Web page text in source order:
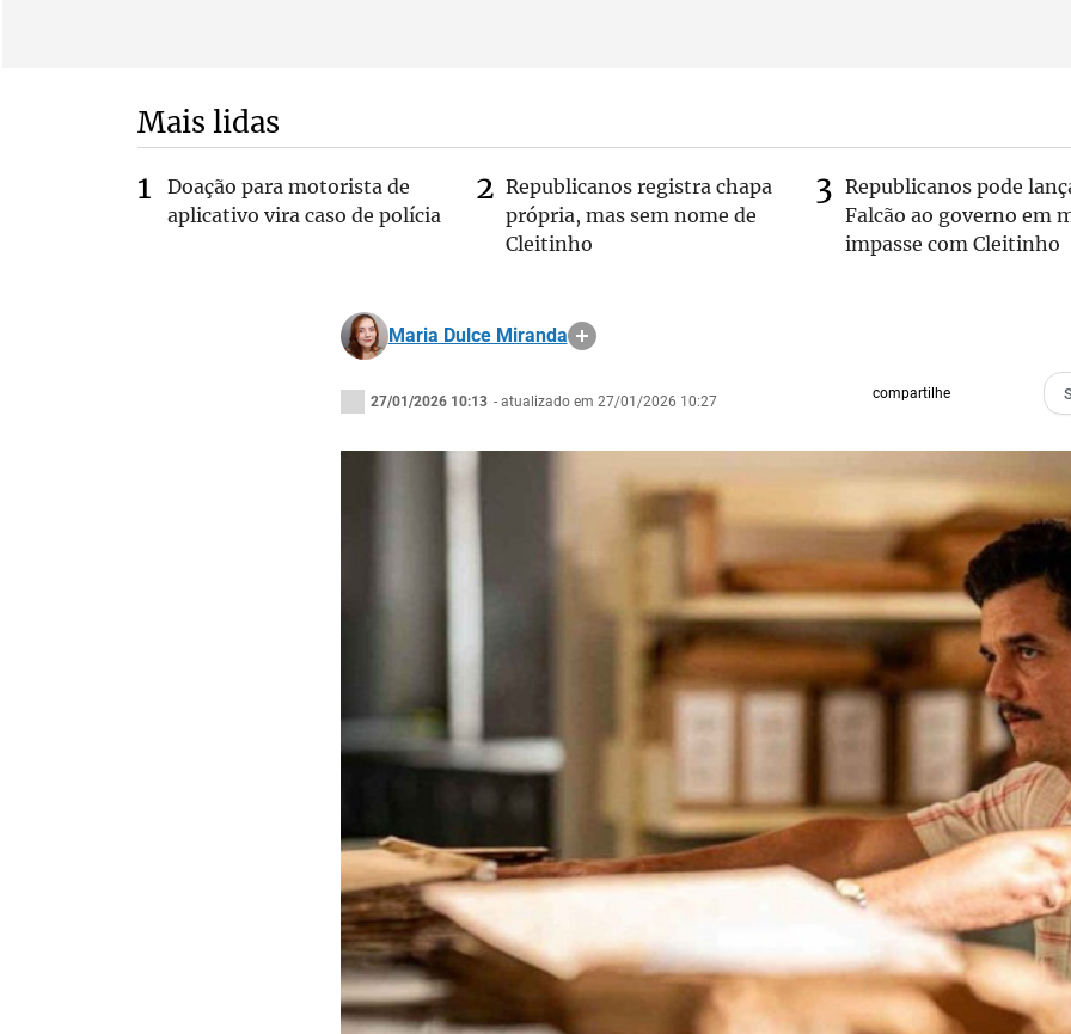
Mais lidas
Doação para motorista de
aplicativo vira caso de polícia
Republicanos registra chapa
própria, mas sem nome de
Cleitinho
Republicanos pode
Falcão ao governo em
impasse com Cleitinho
Maria Dulce Miranda
27/01/2026 10:13 - atualizado em 27/01/2026 10:27 compartilhe